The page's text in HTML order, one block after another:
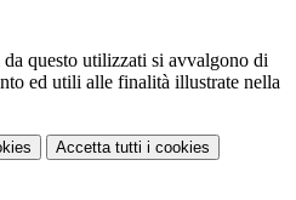
questo utilizzati si avvalgono di
ed utili alle finalità illustrate nella
Accetta tutti i cookies